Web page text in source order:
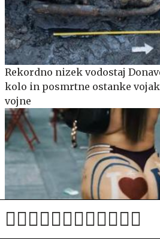
Rekordno nizek vodostaj
kolo in posmrtne ostanke
vojne